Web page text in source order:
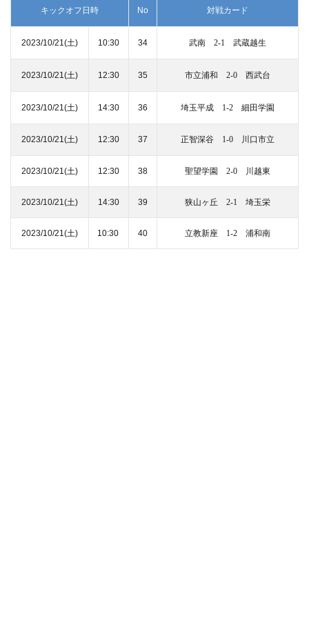
キックオフ日時 No 対戦カード
2023/10/21(土) 10:30 34 武南 2-1 武蔵越生
2023/10/21(土) 12:30 35 市立浦和 2-0 西武台
2023/10/21(土) 14:30 36 埼玉平成 1-2 細田学園
2023/10/21(土) 12:30 37 正智深谷 1-0 川口市立
2023/10/21(土) 12:30 38 聖望学園 2-0 川越東
2023/10/21(土) 14:30 39 狭山ヶ丘 2-1 埼玉栄
2023/10/21(土) 10:30 40 立教新座 1-2 浦和南